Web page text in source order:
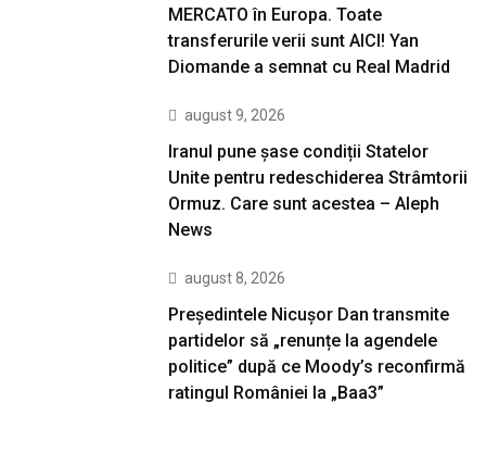
MERCATO în Europa. Toate
transferurile verii sunt AICI! Yan
Diomande a semnat cu Real Madrid
august 9, 2026
Iranul pune șase condiții Statelor
Unite pentru redeschiderea Strâmtorii
Ormuz. Care sunt acestea – Aleph
News
august 8, 2026
Președintele Nicușor Dan transmite
partidelor să „renunțe la agendele
politice” după ce Moody’s reconfirmă
ratingul României la „Baa3”